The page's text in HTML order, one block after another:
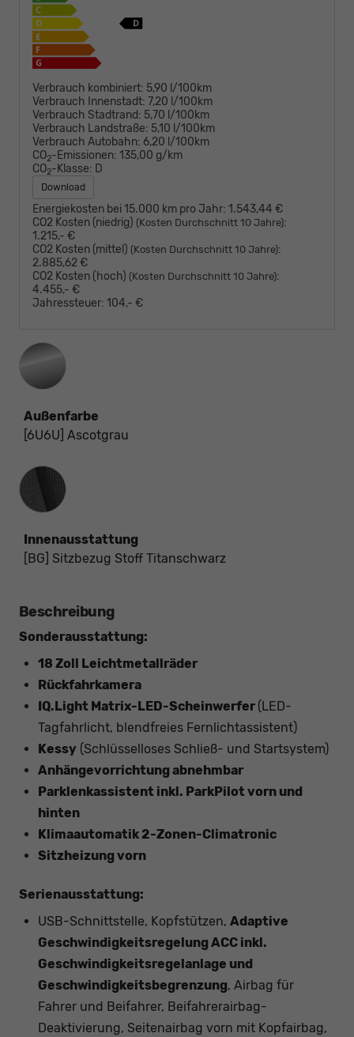
Verbrauch kombiniert: 5,90 l/100km
Verbrauch Innenstadt: 7,20 l/100km
Verbrauch Stadtrand: 5,70 l/100km
Verbrauch Landstraße: 5,10 l/100km
Verbrauch Autobahn: 6,20 l/100km
CO2-Emissionen: 135,00 g/km
CO2-Klasse: D
Download
Energiekosten bei 15.000 km pro Jahr: 1.543,44 €
CO2 Kosten (niedrig) (Kosten Durchschnitt 10 Jahre):
1.215,- €
CO2 Kosten (mittel) (Kosten Durchschnitt 10 Jahre):
2.885,62 €
CO2 Kosten (hoch) (Kosten Durchschnitt 10 Jahre):
4.455,- €
Jahressteuer: 104,- €
Außenfarbe
[6U6U] Ascotgrau
Innenausstattung
Innenausstattung
[BG] Sitzbezug Stoff Titanschwarz
Beschreibung
Sonderausstattung:
18 Zoll Leichtmetallräder
Rückfahrkamera
IQ.Light Matrix-LED-Scheinwerfer (LED-
Tagfahrlicht, blendfreies Fernlichtassistent)
Kessy (Schlüsselloses Schließ- und Startsystem)
Anhängevorrichtung abnehmbar
Parklenkassistent inkl. ParkPilot vorn und
hinten
Klimaautomatik 2-Zonen-Climatronic
Sitzheizung vorn
Serienausstattung:
USB-Schnittstelle, Kopfstützen, Adaptive
Geschwindigkeitsregelung ACC inkl.
Geschwindigkeitsregelanlage und
Geschwindigkeitsbegrenzung, Airbag für
Fahrer und Beifahrer, Beifahrerairbag-
Deaktivierung, Seitenairbag vorn mit Kopfairbag,